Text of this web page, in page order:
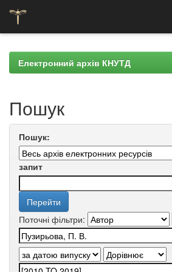
navigationЕлектронний архів КНУТД
Пошук
Пошук:
запит
Поточні фільтри: